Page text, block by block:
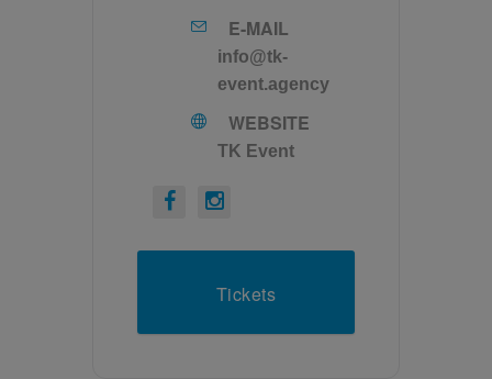
E-MAIL
info@tk-
event.agency
WEBSITE
TK Event
Tickets